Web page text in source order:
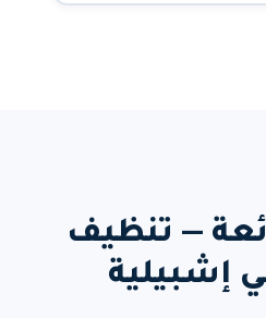
— تنظيف
إشبيلية